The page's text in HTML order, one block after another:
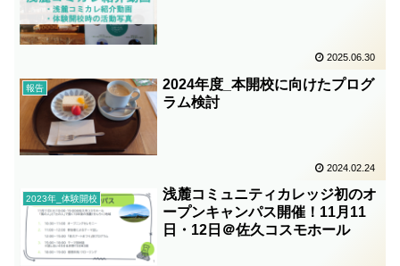
2025.06.30
報告
2024年度_本開校に向けたプログ
ラム検討
2024.02.24
2023年_体験開校
浅麓コミュニティカレッジ初のオ
ープンキャンパス開催！11月11
日・12日＠佐久コスモホール